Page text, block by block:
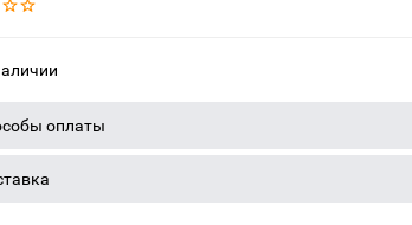
оплаты